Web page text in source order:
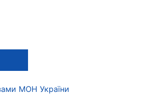
МОН України